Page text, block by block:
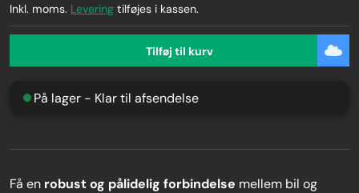
Inkl. moms. Levering tilføjes i kassen.
Tilføj til kurv
På lager - Klar til afsendelse
Få en robust og pålidelig forbindelse mellem bil og